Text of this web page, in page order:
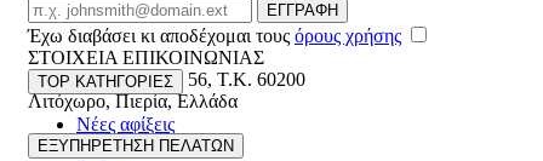
Email
ΕΓΓΡΑΦΗ
Έχω διαβάσει κι αποδέχομαι τους όρους χρήσης
ΣΤΟΙΧΕΙΑ ΕΠΙΚΟΙΝΩΝΙΑΣ
Βασ. Κωνσταντίνου 56, T.K. 60200
Λιτόχωρο,Πιερία,Ελλάδα
ΓΕΜΗ:165892448000
TOP ΚΑΤΗΓΟΡΙΕΣ
Νέες αφίξεις
Γυναίκα
ΕΞΥΠΗΡΕΤΗΣΗ ΠΕΛΑΤΩΝ